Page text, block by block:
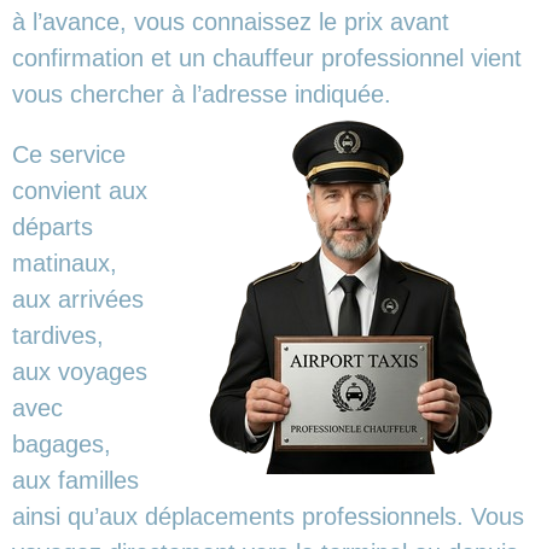
à l’avance, vous connaissez le prix avant
confirmation et un chauffeur professionnel vient
vous chercher à l’adresse indiquée.
Ce service
convient aux
départs
matinaux,
aux arrivées
tardives,
aux voyages
avec
bagages,
aux familles
ainsi qu’aux déplacements professionnels. Vous